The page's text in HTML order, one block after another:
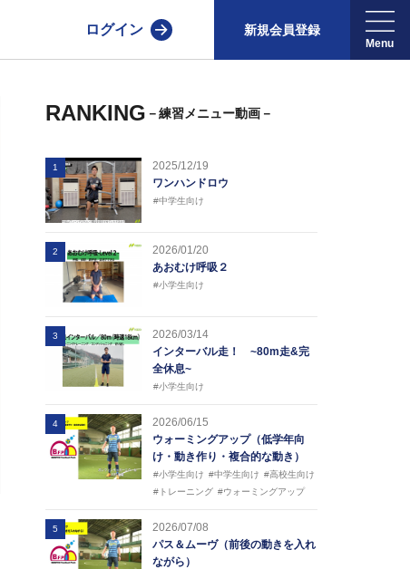
ログイン 新規会員登録
RANKING －練習メニュー動画－
1
2025/12/19
ワンハンドロウ
#中学生向け
2
2026/01/20
あおむけ呼吸２
#小学生向け
3
2026/03/14
インターバル走！ ~80m走&完
全休息~
#小学生向け
4
2026/06/15
ウォーミングアップ（低学年向
け・動き作り・複合的な動き）
#小学生向け #中学生向け #高校生向け
#トレーニング #ウォーミングアップ
5
2026/07/08
パス＆ムーヴ（前後の動きを入れ
ながら）